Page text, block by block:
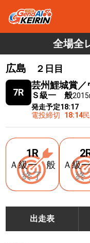
全場全
広島
２日目
7R
芸州鯉城賞／
Ｓ級一 般
発走予定18:17
電投締切
18:14
1R
Ａ級一 般
終了
Ａ級
終
出走表